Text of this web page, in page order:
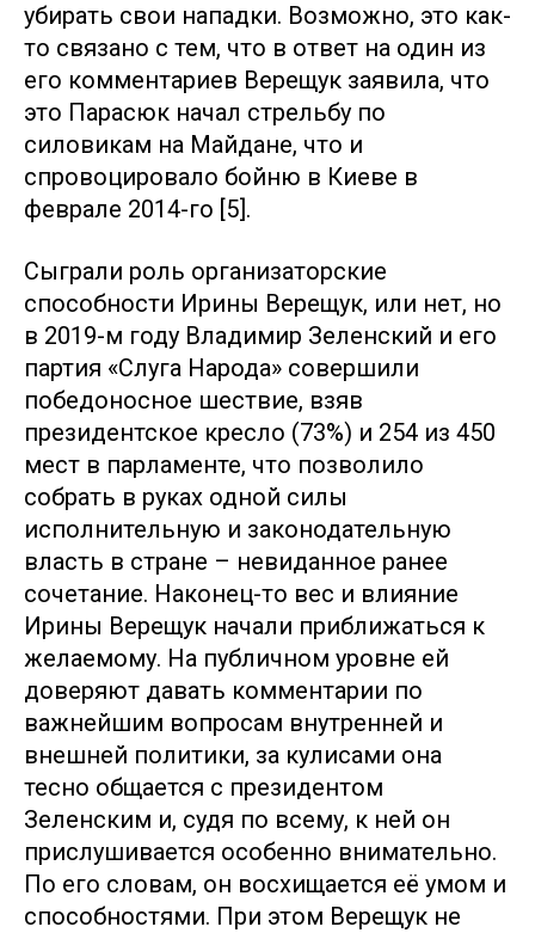
убирать свои нападки. Возможно, это как-
то связано с тем, что в ответ на один из
его комментариев Верещук заявила, что
это Парасюк начал стрельбу по
силовикам на Майдане, что и
спровоцировало бойню в Киеве в
феврале 2014-го [5].
Сыграли роль организаторские
способности Ирины Верещук, или нет, но
в 2019-м году Владимир Зеленский и его
партия «Слуга Народа» совершили
победоносное шествие, взяв
президентское кресло (73%) и 254 из 450
мест в парламенте, что позволило
собрать в руках одной силы
исполнительную и законодательную
власть в стране – невиданное ранее
сочетание. Наконец-то вес и влияние
Ирины Верещук начали приближаться к
желаемому. На публичном уровне ей
доверяют давать комментарии по
важнейшим вопросам внутренней и
внешней политики, за кулисами она
тесно общается с президентом
Зеленским и, судя по всему, к ней он
прислушивается особенно внимательно.
По его словам, он восхищается её умом и
способностями. При этом Верещук не